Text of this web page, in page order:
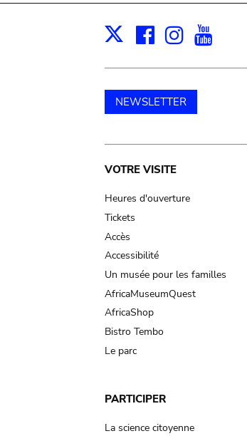
X Facebook
NEWSLETTER
Main
navigation
VOTRE VISITE
Heures d'ouverture
Tickets
Accès
Accessibilité
Un musée pour les familles
AfricaMuseumQuest
AfricaShop
Bistro Tembo
Le parc
PARTICIPER
La science citoyenne